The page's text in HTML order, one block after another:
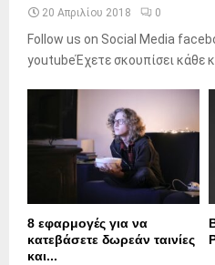
20 Απριλίου 2018 0
Follow us on Social Media
youtubeΈχετε σκουπίσει κάθε
8 εφαρμογές για να
κατεβάσετε δωρεάν ταινίες
και...